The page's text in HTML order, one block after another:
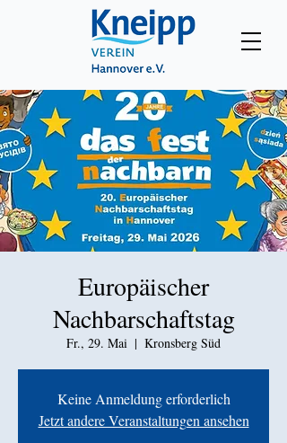
Europäischer
Nachbarschaftstag
Fr., 29. Mai
  |
Kronsberg Süd
Keine Anmeldung erforderlich
Jetzt andere Veranstaltungen ansehen